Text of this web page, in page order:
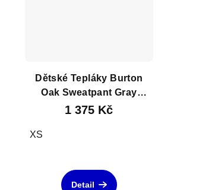
Dětské Tepláky Burton
Oak Sweatpant Gray
Heather
1 375 Kč
XS
Detail